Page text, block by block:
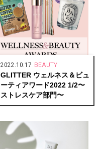
2022.10.17 BEAUTY
GLITTER ウェルネス＆ビュ
ーティアワード2022 1/2〜
ストレスケア部門〜